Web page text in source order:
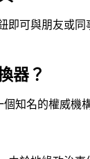
即可與朋友或
器？
知名的權威機